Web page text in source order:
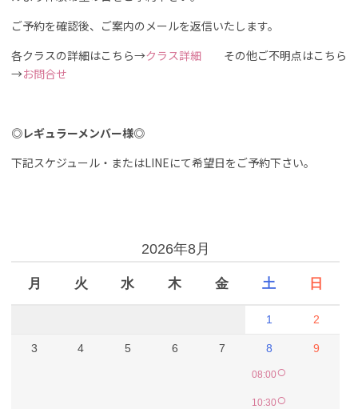
ご予約を確認後、ご案内のメールを返信いたします。
各クラスの詳細はこちら→クラス詳細 その他ご不明点はこちら
→お問合せ
◎レギュラーメンバー様◎
下記スケジュール・またはLINEにて希望日をご予約下さい。
2026年8月
月 火 水 木 金 土 日
1 2
3 4 5 6 7 8
08:00○
10:30○
9